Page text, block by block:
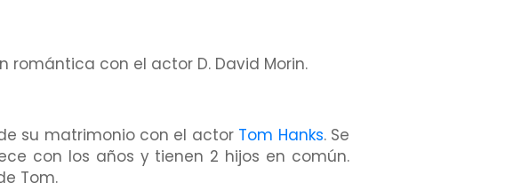
romántica con el actor D. David Morin.
su matrimonio con el actor Tom Hanks. Se
con los años y tienen 2 hijos en común.
Tom.